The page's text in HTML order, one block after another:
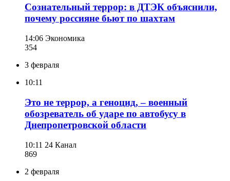
Сознательный террор: в ДТЭК объяснили,
почему россияне бьют по шахтам
14:06 Экономика
354
3 февраля
10:11
Это не террор, а геноцид, – военный
обозреватель об ударе по автобусу в
Днепропетровской области
10:11 24 Канал
869
2 февраля